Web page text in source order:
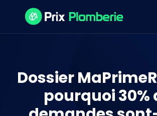
Dossier
pourquoi 30%